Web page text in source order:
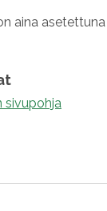
aina
sivupohja